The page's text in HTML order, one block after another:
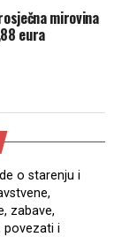
mirovina
eura
o starenju i
zabave,
povezati i